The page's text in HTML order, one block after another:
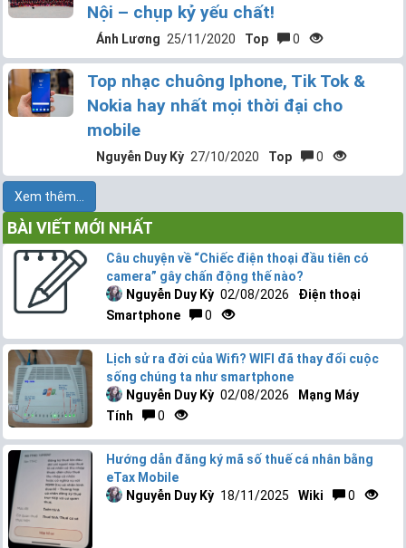
Nội – chụp kỷ yếu chất!
Ánh Lương 25/11/2020 Top 0
Top nhạc chuông Iphone, Tik Tok &
Nokia hay nhất mọi thời đại cho
mobile
Nguyễn Duy Kỳ 27/10/2020 Top 0
Xem thêm...
BÀI VIẾT MỚI NHẤT
Câu chuyện về “Chiếc điện thoại đầu tiên có
camera” gây chấn động thế nào?
Nguyễn Duy Kỳ 02/08/2026
Điện thoại
Smartphone
0
Lịch sử ra đời của Wifi? WIFI đã thay đổi cuộc
sống chúng ta như smartphone
Nguyễn Duy Kỳ 02/08/2026
Mạng Máy
Tính
0
Hướng dẫn đăng ký mã số thuế cá nhân bằng
eTax Mobile
Nguyễn Duy Kỳ 18/11/2025 Wiki 0